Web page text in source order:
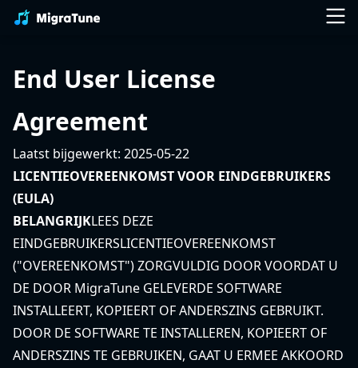
End User License
Agreement
Laatst bijgewerkt: 2025-05-22
LICENTIEOVEREENKOMST VOOR EINDGEBRUIKERS
(EULA)
BELANGRIJKLEES DEZE
EINDGEBRUIKERSLICENTIEOVEREENKOMST
("OVEREENKOMST") ZORGVULDIG DOOR VOORDAT U
DE DOOR MigraTune GELEVERDE SOFTWARE
INSTALLEERT, KOPIEERT OF ANDERSZINS GEBRUIKT.
DOOR DE SOFTWARE TE INSTALLEREN, KOPIEERT OF
ANDERSZINS TE GEBRUIKEN, GAAT U ERMEE AKKOORD